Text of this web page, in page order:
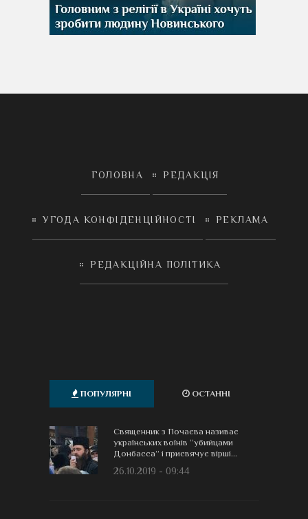
ГОЛОВНА РЕДАКЦІЯ
УГОДА КОНФІДЕНЦІЙНОСТІ РЕКЛАМА
РЕДАКЦІЙНА ПОЛІТИКА
ПОПУЛЯРНІ ОСТАННІ
Священник з Почаєва називає
українських воїнів “убийцами
Донбасса” і присвячує вірші...
26.10.2019 - 09:44